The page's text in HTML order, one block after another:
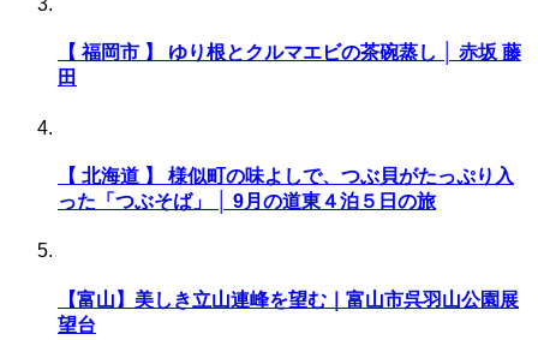
【 福岡市 】 ゆり根とクルマエビの茶碗蒸し │ 赤坂 藤
田
【 北海道 】 様似町の味よしで、つぶ貝がたっぷり入
った「つぶそば」 │ 9月の道東４泊５日の旅
【富山】美しき立山連峰を望む｜富山市呉羽山公園展
望台